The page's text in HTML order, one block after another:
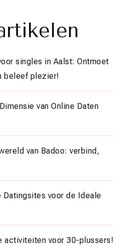
singles in Aalst: Ontmoet
beleef plezier!
van Online Daten
van Badoo: verbind,
voor de Ideale
activiteiten voor 30-plussers!